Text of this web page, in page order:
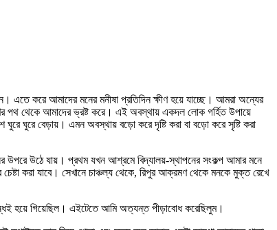
এতে করে আমাদের মনের মনীষা প্রতিদিন ক্ষীণ হয়ে যাচ্ছে। আমরা অন্যের
পথ থেকে আমাদের ভ্রষ্ট করে। এই অবস্থায় একদল লোক গর্হিত উপায়ে
ঘুরে বেড়ায়। এমন অবস্থায় বড়ো করে দৃষ্টি করা বা বড়ো করে সৃষ্টি করা
উপরে উঠে যায়। প্রথম যখন আশ্রমে বিদ্যালয়-স্থাপনের সংকল্প আমার মনে
করা যাবে। সেখানে চাঞ্চল্য থেকে, রিপুর আক্রমণ থেকে মনকে মুক্ত রেখে
হয়ে গিয়েছিল। এইটেতে আমি অত্যন্ত পীড়াবোধ করেছিলুম।